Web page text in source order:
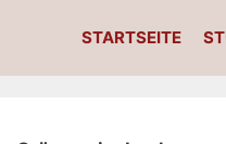
STARTSEITE